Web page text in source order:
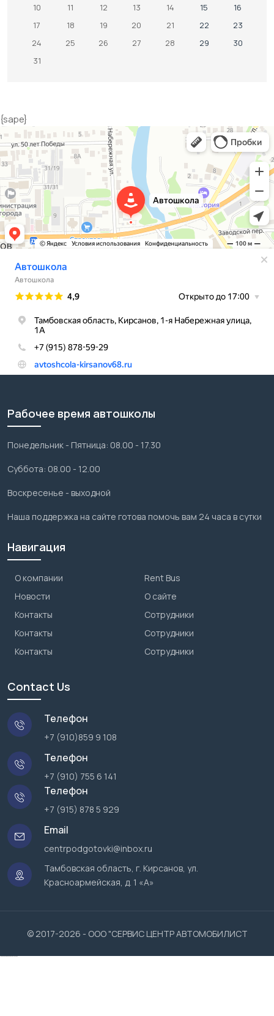
10
11 12 13 14 15
16
17
18 19 20 21 22
23
24
25 26 27 28 29
30
31
{sape}
Рабочее время автошколы
Понедельник - Пятница: 08.00 - 17.30
Суббота: 08.00 - 12.00
Воскресенье - выходной
Наша поддержка на сайте готова помочь вам 24 часа в сутки
Навигация
О компании
Rent Bus
Новости
О сайте
Контакты
Сотрудники
Контакты
Сотрудники
Контакты
Сотрудники
Contact Us
Телефон
+7 (910)859 9 108
Телефон
+7 (910) 755 6 141
Телефон
+7 (915) 878 5 929
Email
centrpodgotovki@inbox.ru
Тамбовская область, г. Кирсанов, ул.
Красноармейская, д. 1 «А»
© 2017-2026 - ООО "СЕРВИС ЦЕНТР АВТОМОБИЛИСТ